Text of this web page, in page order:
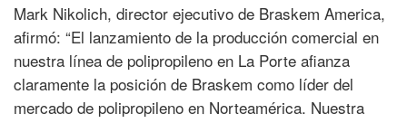
Mark Nikolich, director ejecutivo de Braskem America,
afirmó: “El lanzamiento de la producción comercial en
nuestra línea de polipropileno en La Porte afianza
claramente la posición de Braskem como líder del
mercado de polipropileno en Norteamérica. Nuestra